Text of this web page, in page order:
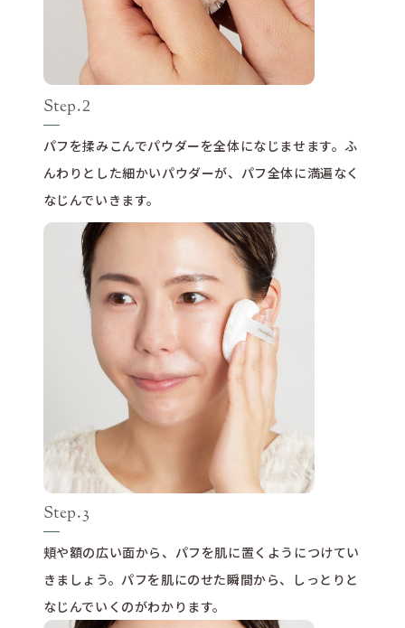
Step.2
パフを揉みこんでパウダーを全体になじませます。ふ
んわりとした細かいパウダーが、パフ全体に満遍なく
なじんでいきます。
Step.3
頬や額の広い面から、パフを肌に置くようにつけてい
きましょう。パフを肌にのせた瞬間から、しっとりと
なじんでいくのがわかります。